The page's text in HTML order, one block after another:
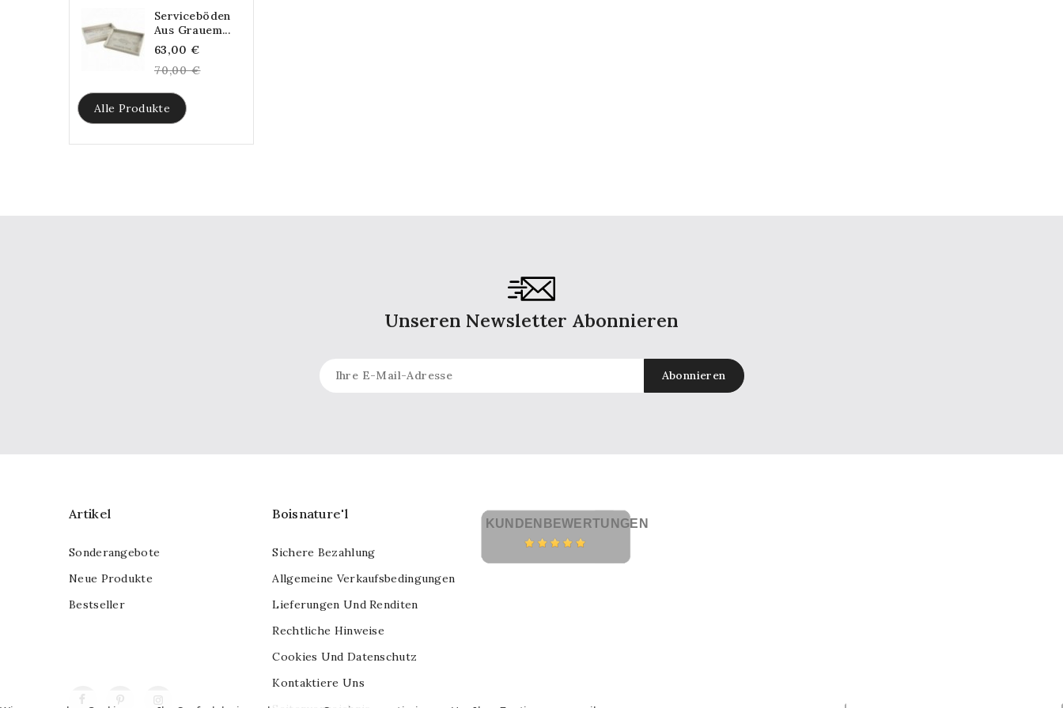
Serviceböden
Aus Grauem...
63,00 €
price
70,00 €
Alle Produkte
Unseren Newsletter Abonnieren
FacebookPinterest
Artikel
Sonderangebote
Neue Produkte
Bestseller
Boisnature'l
Sichere Bezahlung
Allgemeine Verkaufsbedingungen
Lieferungen Und Renditen
Rechtliche Hinweise
Cookies Und Datenschutz
Kontaktiere Uns
KUNDENBEWERTUNGEN